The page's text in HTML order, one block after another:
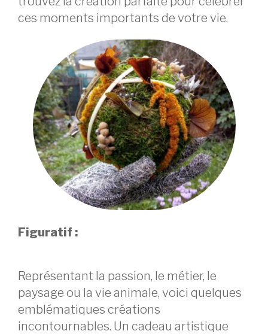
ces moments importants de votre vie.
Figuratif :
Représentant la passion, le métier, le
paysage ou la vie animale, voici quelques
emblématiques créations
incontournables. Un cadeau artistique